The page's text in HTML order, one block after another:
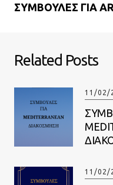
ΣΥΜΒΟΥΛΕΣ ΓΙΑ
Related Posts
11/02/
11/02/